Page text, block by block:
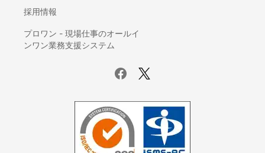
お風呂（浴室・ユニットバス）リフォーム
リノベーション・大規模リフォーム
カーペット張替え
クッションフロア張替え
ホームインスペクション（住宅診断）
窓ガラスフィルム施工
採用情報
プロワン - 現場仕事のオールイ
ンワン業務支援システム